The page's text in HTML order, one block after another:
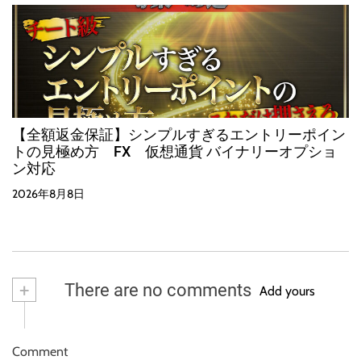
【全額返金保証】シンプルすぎるエントリーポイン
トの見極め方 FX 仮想通貨 バイナリーオプショ
ン対応
2026年8月8日
+ There are no comments Add yours
Comment